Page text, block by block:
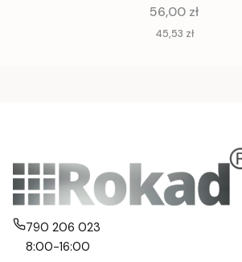
Cena
56,00 zł
Cena
45,53 zł
790 206 023
8:00-16:00